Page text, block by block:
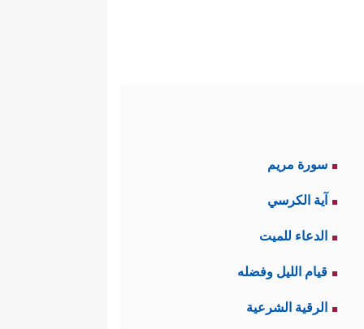
سورة مريم
آية الكرسي
الدعاء للميت
قيام الليل وفضله
الرقية الشرعية